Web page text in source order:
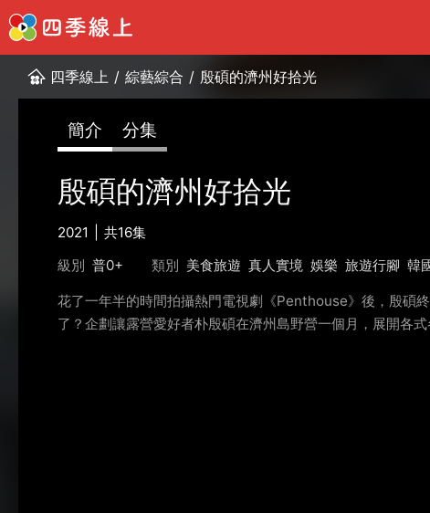
四季線上 / 綜藝綜合 / 殷碩的濟州好拾光
簡介 分集
殷碩的濟州好拾光
2021
共16集
級別 普0+ 類別 美食旅遊 真人實境 娛樂 旅遊行腳 韓
花了一年半的時間拍攝熱門電視劇《Penthouse》後，殷碩
了？企劃讓露營愛好者朴殷碩在濟州島野營一個月，展開各式